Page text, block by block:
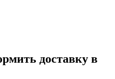
доставку в